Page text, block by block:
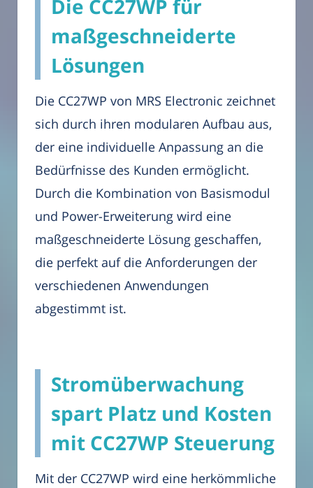
Die CC27WP für
maßgeschneiderte
Lösungen
Die CC27WP von MRS Electronic zeichnet
sich durch ihren modularen Aufbau aus,
der eine individuelle Anpassung an die
Bedürfnisse des Kunden ermöglicht.
Durch die Kombination von Basismodul
und Power-Erweiterung wird eine
maßgeschneiderte Lösung geschaffen,
die perfekt auf die Anforderungen der
verschiedenen Anwendungen
abgestimmt ist.
Stromüberwachung
spart Platz und Kosten
mit CC27WP Steuerung
Mit der CC27WP wird eine herkömmliche